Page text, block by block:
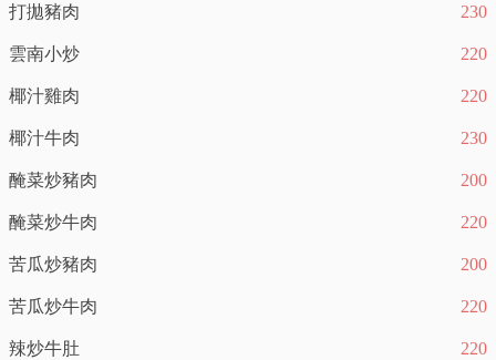
打拋豬肉 230
雲南小炒 220
椰汁雞肉 220
椰汁牛肉 230
醃菜炒豬肉 200
醃菜炒牛肉 220
苦瓜炒豬肉 200
苦瓜炒牛肉 220
辣炒牛肚 220